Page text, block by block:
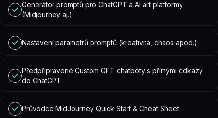
Generátor promptů pro ChatGPT a AI art platformy
(Midjourney aj.)
Nastavení parametrů promptů (kreativita, chaos apod.)
Předpřipravené Custom GPT chatboty s přímými odkazy
do ChatGPT
Průvodce MidJourney Quick Start & Cheat Sheet